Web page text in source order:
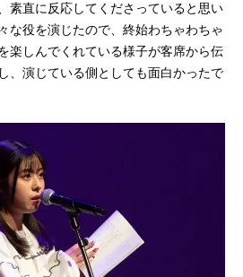
素直に反応してくださっていると思い
な役を演じたので、終始わちゃわちゃ
楽しんでくれている様子が客席から伝
、演じている側としても面白かったで